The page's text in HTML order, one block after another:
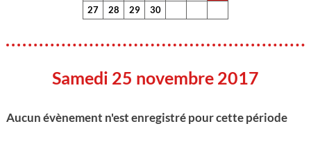
27
28 29 30
Samedi 25 novembre 2017
Aucun évènement n'est enregistré pour cette période